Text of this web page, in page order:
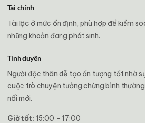
Tài chính
Tài lộc ở mức ổn định, phù hợp để kiểm
những khoản đang phát sinh.
Tình duyên
Người độc thân dễ tạo ấn tượng tốt nhờ
cuộc trò chuyện tưởng chừng bình
nối mới.
Giờ tốt: 15:00 – 17:00